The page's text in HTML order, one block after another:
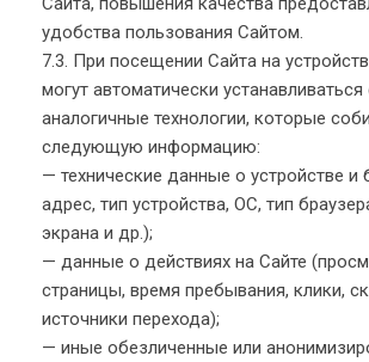
удобства пользования Сайтом.
7.3. При посещении Сайта на
могут автоматически
аналогичные технологии, которые
следующую информацию:
— технические данные о устройстве и
адрес, тип устройства, ОС, тип
экрана и др.);
— данные о действиях на Сайте
страницы, время пребывания, клики,
источники перехода);
— иные обезличенные или